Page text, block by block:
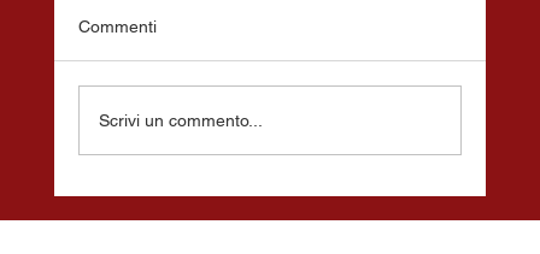
Commenti
Scrivi un commento...